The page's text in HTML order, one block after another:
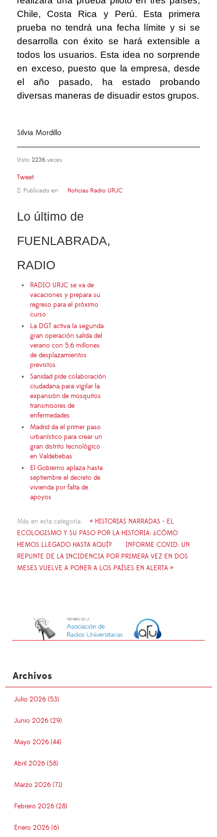
Chile, Costa Rica y Perú. Esta primera
prueba no tendrá una fecha límite y si se
desarrolla con éxito se hará extensible a
todos los usuarios. Esta idea no sorprende
en exceso, puesto que la empresa, desde
el año pasado, ha estado probando
diversas maneras de disuadir estos grupos.
Silvia Mordillo
Visto 2236veces
Tweet
Publicado en Noticias Radio URJC
Lo último de
FUENLABRADA,
RADIO
RADIO URJC se va de
vacaciones y prepara su
regreso para el próximo
curso
La DGT activa la segunda
gran operación salida del
verano con 5,6 millones
de desplazamientos
previstos
Sanidad pide colaboración
ciudadana para vigilar la
expansión de mosquitos
transmisores de
enfermedades
Madrid da el primer paso
urbanístico para crear un
gran distrito tecnológico
en Valdebebas
El Gobierno aplaza hasta
septiembre el decreto de
vivienda por falta de
apoyos
Más en esta categoría:
« HISTORIAS NARRADAS - EL
ECOLOGISMO Y SU PASO POR LA HISTORIA: ¿CÓMO
HEMOS LLEGADO HASTA AQUÍ?
INFORME COVID: UN
REPUNTE DE LA INCIDENCIA POR PRIMERA VEZ EN DOS
MESES VUELVE A PONER A LOS PAÍSES EN ALERTA »
Archivos
Julio 2026 (53)
Junio 2026 (29)
Mayo 2026 (44)
Abril 2026 (58)
Marzo 2026 (71)
Febrero 2026 (28)
Enero 2026 (6)